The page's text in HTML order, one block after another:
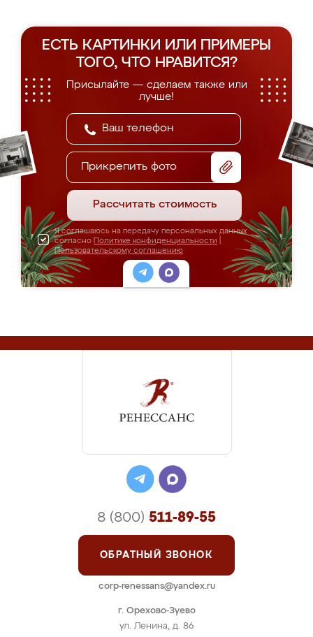
ЕСТЬ КАРТИНКИ ИЛИ ПРИМЕРЫ
ТОГО, ЧТО НРАВИТСЯ?
Присылайте — сделаем также или
лучше!
Прикрепить фото
Рассчитать стоимость
Я соглашаюсь на передачу персональных данных
согласно Политике конфиденциальности
Пользовательскому соглашению
г. Орехово-Зуево
ул. Ленина, д. 86
8 (800) 511-89-55
ОБРАТНЫЙ ЗВОНОК
corp-renessans@yandex.ru